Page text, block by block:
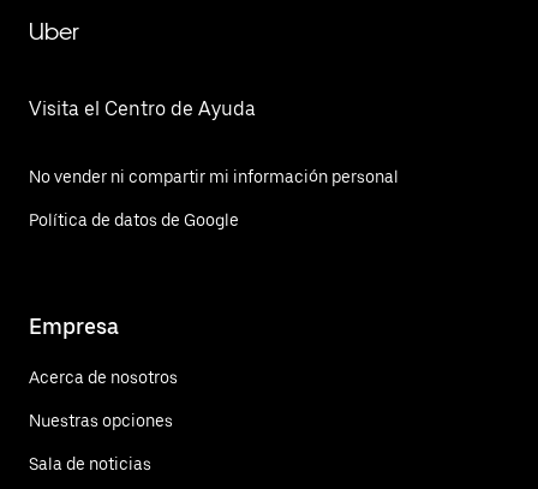
Uber
Visita el Centro de Ayuda
No vender ni compartir mi información personal
Política de datos de Google
Empresa
Acerca de nosotros
Nuestras opciones
Sala de noticias